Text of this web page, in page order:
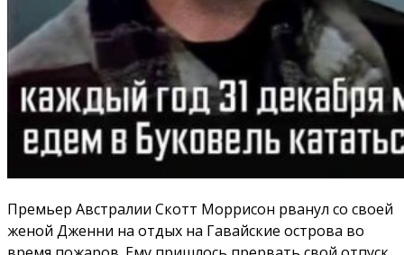
Премьер Австралии Скотт Моррисон рванул со своей
женой Дженни на отдых на Гавайские острова во